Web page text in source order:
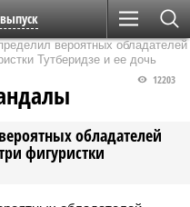
вероятных обладателей
Тутберидзе и ее дочь
обладателей
фигуристки
12203